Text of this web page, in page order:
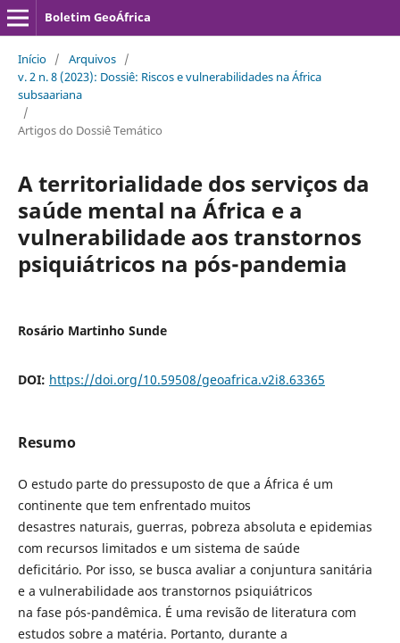
Boletim GeoÁfrica
Início / Arquivos /
v. 2 n. 8 (2023): Dossiê: Riscos e vulnerabilidades na África
subsaariana
/
Artigos do Dossiê Temático
A territorialidade dos serviços da
saúde mental na África e a
vulnerabilidade aos transtornos
psiquiátricos na pós-pandemia
Rosário Martinho Sunde
DOI: https://doi.org/10.59508/geoafrica.v2i8.63365
Resumo
O estudo parte do pressuposto de que a África é um
continente que tem enfrentado muitos
desastres naturais, guerras, pobreza absoluta e epidemias
com recursos limitados e um sistema de saúde
deficitário. Por isso, se busca avaliar a conjuntura sanitária
e a vulnerabilidade aos transtornos psiquiátricos
na fase pós-pandêmica. É uma revisão de literatura com
estudos sobre a matéria. Portanto, durante a